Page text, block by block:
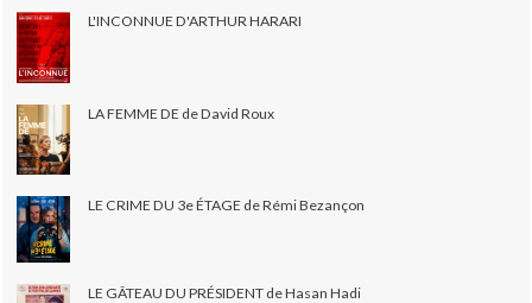
L'INCONNUE D'ARTHUR HARARI
LA FEMME DE de David Roux
LE CRIME DU 3e ÉTAGE de Rémi Bezançon
LE GÂTEAU DU PRÉSIDENT de Hasan Hadi